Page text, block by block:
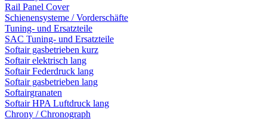
Rail Panel Cover
Schienensysteme / Vorderschäfte
Tuning- und Ersatzteile
SAC Tuning- und Ersatzteile
Softair gasbetrieben kurz
Softair elektrisch lang
Softair Federdruck lang
Softair gasbetrieben lang
Softairgranaten
Softair HPA Luftdruck lang
Chrony / Chronograph